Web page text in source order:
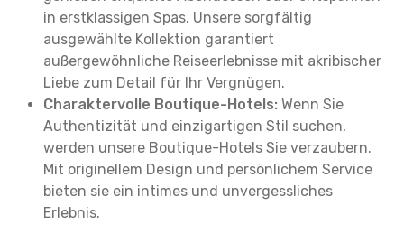
in erstklassigen Spas. Unsere sorgfältig
ausgewählte Kollektion garantiert
außergewöhnliche Reiseerlebnisse mit akribischer
Liebe zum Detail für Ihr Vergnügen.
Charaktervolle Boutique-Hotels: Wenn Sie
Authentizität und einzigartigen Stil suchen,
werden unsere Boutique-Hotels Sie verzaubern.
Mit originellem Design und persönlichem Service
bieten sie ein intimes und unvergessliches
Erlebnis.